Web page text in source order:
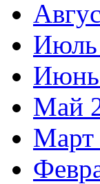
Июль
Июнь
Май
Март